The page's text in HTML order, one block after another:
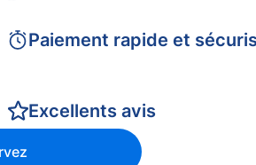
Paiement rapide et
Excellents avis